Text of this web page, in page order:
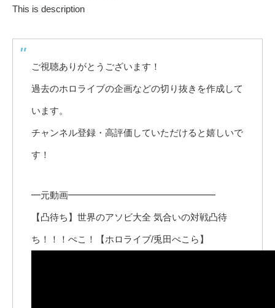
This is description
ご視聴ありがとうございます！
過去のホロライブの企画などの切り抜きを作成して
います。
チャンネル登録・高評価していただけると嬉しいで
す！
━元動画━━━━━━━━━━━━━━━━
【凸待ち】世界のアソビ大全 気合いの対戦凸待
ち！！！ぺこ！【ホロライブ/兎田ぺこら】